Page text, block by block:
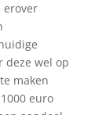
erover
deze wel op
maken
euro